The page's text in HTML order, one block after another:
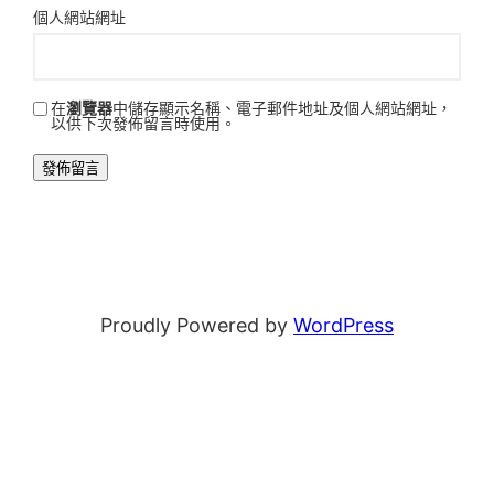
個人網站網址
在瀏覽器中儲存顯示名稱、電子郵件地址及個人網站網址，
以供下次發佈留言時使用。
Proudly Powered by WordPress